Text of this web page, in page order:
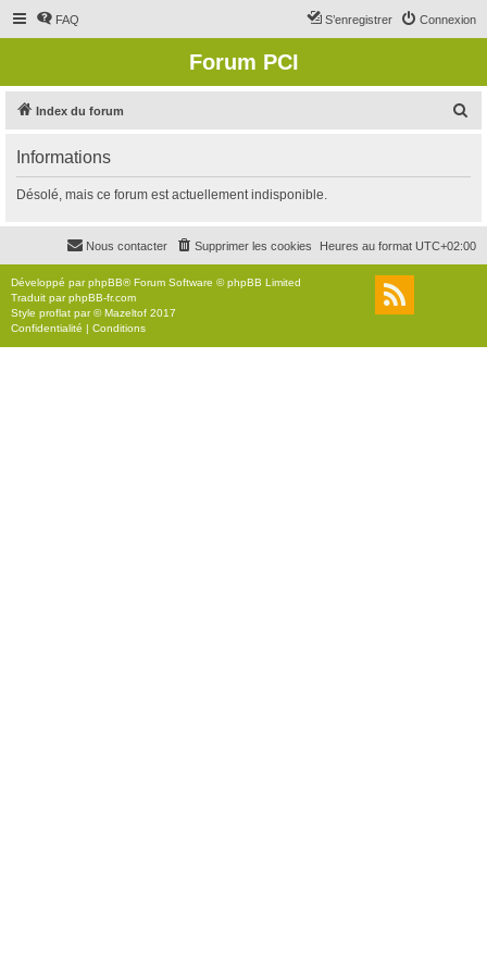
FAQ Connexion
S’enregistrer
Forum PCI
Index du forum
r
c
r
Informations
Désolé, mais ce forum est actuellement indisponible.
Heures au format UTC+02:00
Supprimer les cookies
Nous contacter
Développé parphpBB® Forum Software © phpBB Limited
Traduit parphpBB-fr.com
Style proflat par ©Mazeltof 2017
Confidentialité | Conditions